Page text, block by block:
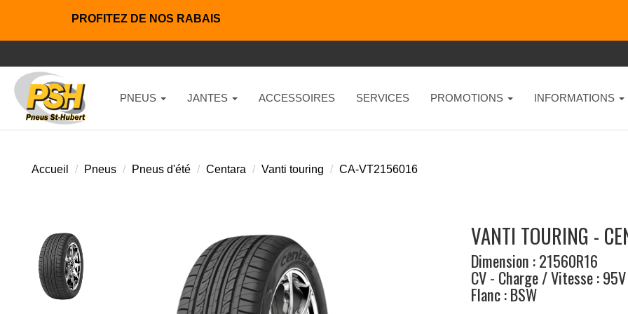
PROFITEZ DE NOS RABAIS
PNEUS JANTES ACCESSOIRES SERVICES PROMOTIONS INFORMATIONS
Accueil Pneus Pneus d'été Centara Vanti touring CA-VT2156016
VANTI TOURING -
Dimension : 21560R16
CV - Charge / Vitesse : 95V
Flanc : BSW